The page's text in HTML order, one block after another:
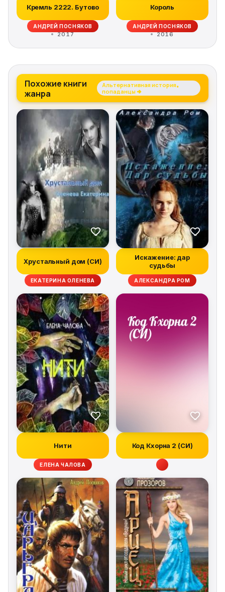
Кремль 2222. Бутово
АНДРЕЙ ПОСНЯКОВ
2017
Король
АНДРЕЙ ПОСНЯКОВ
2016
Похожие книги
жанра
Альтернативная история,
попаданцы →
Хрустальный дом (СИ)
ЕКАТЕРИНА ОЛЕНЕВА
Искажение: дар
судьбы
АЛЕКСАНДРА РОМ
Нити
ЕЛЕНА ЧАЛОВА
Код Кхорна 2 (СИ)